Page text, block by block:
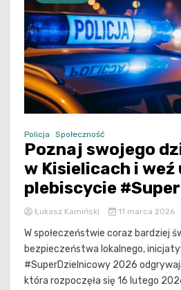
Policja Społeczność
Poznaj swojego
w Kisielicach i weź
plebiscycie
Łukasz Kamiński 11 marca 2026
W społeczeństwie coraz bardziej
bezpieczeństwa lokalnego,
#SuperDzielnicowy 2026
która rozpoczęła się 16 lutego